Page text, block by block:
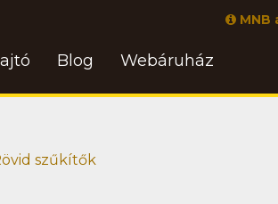
MNB
Blog Webáruház
szűkítők